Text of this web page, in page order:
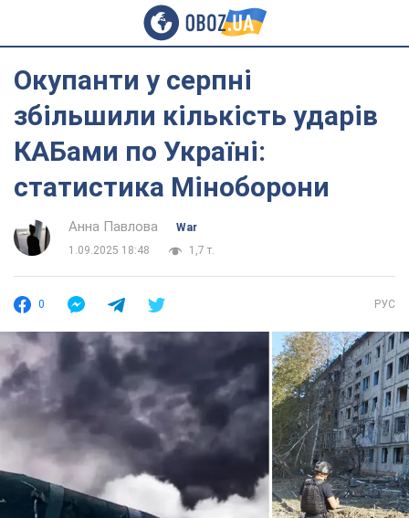
Окупанти у серпні
збільшили кількість ударів
КАБами по Україні:
статистика Міноборони
Анна Павлова
War
1.09.2025 18:48
1,7 т.
0 РУС